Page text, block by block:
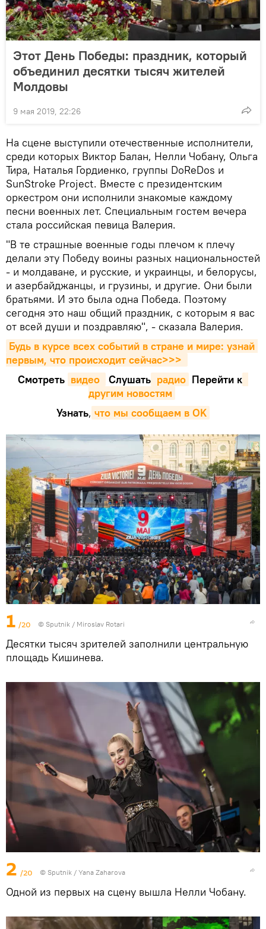
Этот День Победы: праздник, который
объединил десятки тысяч жителей
Молдовы
9 мая 2019, 22:26
На сцене выступили отечественные исполнители,
среди которых Виктор Балан, Нелли Чобану, Ольга
Тира, Наталья Гордиенко, группы DoReDos и
SunStroke Project. Вместе с президентским
оркестром они исполнили знакомые каждому
песни военных лет. Специальным гостем вечера
стала российская певица Валерия.
"В те страшные военные годы плечом к плечу
делали эту Победу воины разных национальностей
- и молдаване, и русские, и украинцы, и белорусы,
и азербайджанцы, и грузины, и другие. Они были
братьями. И это была одна Победа. Поэтому
сегодня это наш общий праздник, с которым я вас
от всей души и поздравляю", - сказала Валерия.
Будь в курсе всех событий в стране и мире: узнай
первым, что происходит сейчаc>>>
Смотреть видео Cлушать радио Перейти к
другим новостям
Узнать, что мы сообщаем в OK
1 /20 © Sputnik / Miroslav Rotari
Десятки тысяч зрителей заполнили центральную
площадь Кишинева.
2 /20 © Sputnik / Yana Zaharova
Одной из первых на сцену вышла Нелли Чобану.